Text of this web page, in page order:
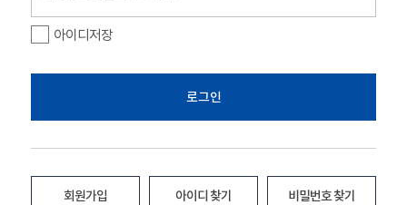
아이디저장
로그인
회원가입 아이디 찾기 비밀번호 찾기